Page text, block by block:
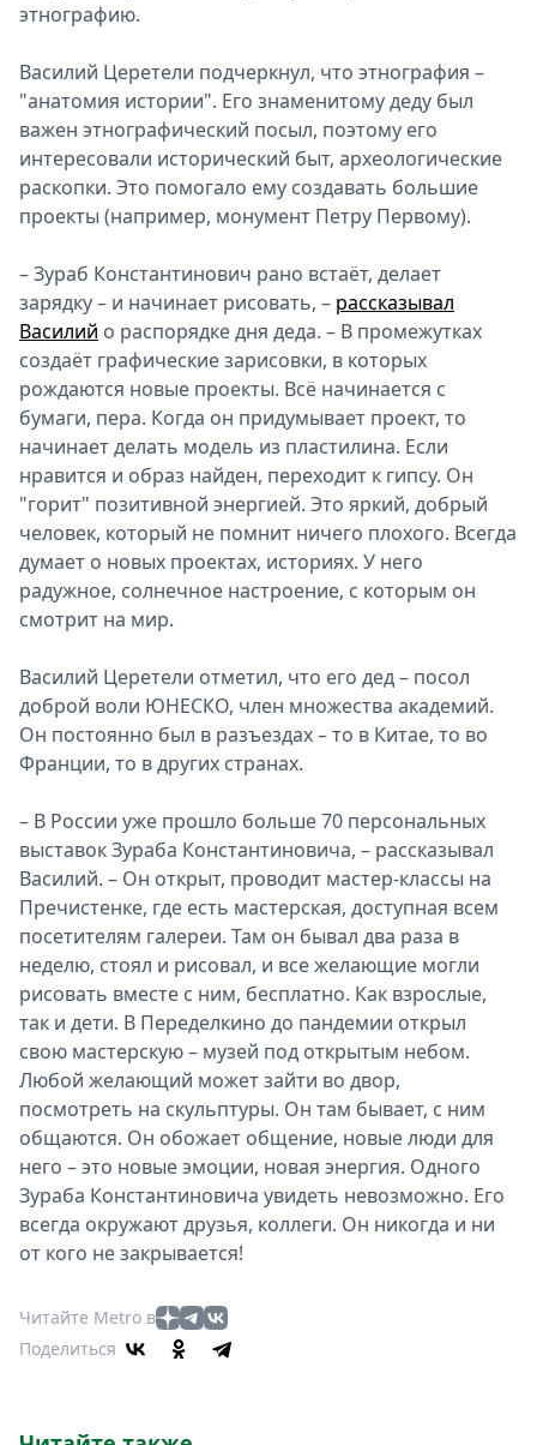
этнографию.
Василий Церетели подчеркнул, что этнография –
"анатомия истории". Его знаменитому деду был
важен этнографический посыл, поэтому его
интересовали исторический быт, археологические
раскопки. Это помогало ему создавать большие
проекты (например, монумент Петру Первому).
– Зураб Константинович рано встаёт, делает
зарядку – и начинает рисовать, – рассказывал
Василий о распорядке дня деда. – В промежутках
создаёт графические зарисовки, в которых
рождаются новые проекты. Всё начинается с
бумаги, пера. Когда он придумывает проект, то
начинает делать модель из пластилина. Если
нравится и образ найден, переходит к гипсу. Он
"горит" позитивной энергией. Это яркий, добрый
человек, который не помнит ничего плохого. Всегда
думает о новых проектах, историях. У него
радужное, солнечное настроение, с которым он
смотрит на мир.
Василий Церетели отметил, что его дед – посол
доброй воли ЮНЕСКО, член множества академий.
Он постоянно был в разъездах – то в Китае, то во
Франции, то в других странах.
– В России уже прошло больше 70 персональных
выставок Зураба Константиновича, – рассказывал
Василий. – Он открыт, проводит мастер-классы на
Пречистенке, где есть мастерская, доступная всем
посетителям галереи. Там он бывал два раза в
неделю, стоял и рисовал, и все желающие могли
рисовать вместе с ним, бесплатно. Как взрослые,
так и дети. В Переделкино до пандемии открыл
свою мастерскую – музей под открытым небом.
Любой желающий может зайти во двор,
посмотреть на скульптуры. Он там бывает, с ним
общаются. Он обожает общение, новые люди для
него – это новые эмоции, новая энергия. Одного
Зураба Константиновича увидеть невозможно. Его
всегда окружают друзья, коллеги. Он никогда и ни
от кого не закрывается!
Читайте Metro в
Поделиться